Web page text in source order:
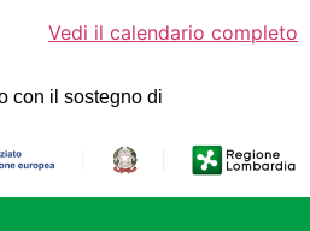
Vedi il calendario completo
con il sostegno di